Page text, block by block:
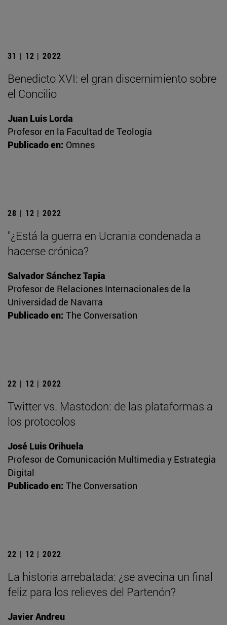
31 | 12 | 2022
Benedicto XVI: el gran discernimiento sobre
el Concilio
Juan Luis Lorda
Profesor en la Facultad de Teología
Publicado en: Omnes
28 | 12 | 2022
"¿Está la guerra en Ucrania condenada a
hacerse crónica?
Salvador Sánchez Tapia
Profesor de Relaciones Internacionales de la
Universidad de Navarra
Publicado en: The Conversation
22 | 12 | 2022
Twitter vs. Mastodon: de las plataformas a
los protocolos
José Luis Orihuela
Profesor de Comunicación Multimedia y Estrategia
Digital
Publicado en: The Conversation
22 | 12 | 2022
La historia arrebatada: ¿se avecina un final
feliz para los relieves del Partenón?
Javier Andreu